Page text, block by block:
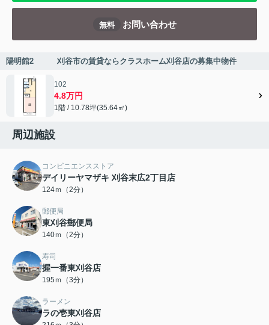
無料 お問い合わせ
陽明館2 刈谷市の賃貸ならクラスホーム刈谷店の募集中物件
102
4.8万円
1階 / 10.78坪(35.64㎡)
周辺施設
コンビニエンスストア
デイリーヤマザキ 刈谷末広2丁目店
124ｍ（2分）
郵便局
東刈谷郵便局
140ｍ（2分）
寿司
握一番東刈谷店
195ｍ（3分）
ラーメン
ラの壱東刈谷店